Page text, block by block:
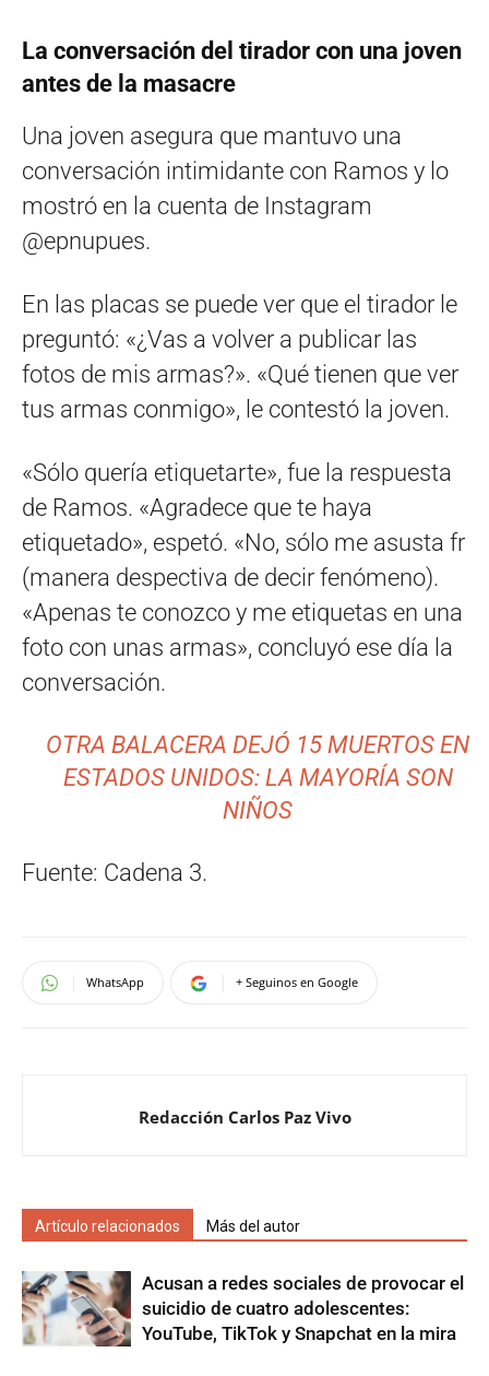
La conversación del tirador con una joven
antes de la masacre
Una joven asegura que mantuvo una
conversación intimidante con Ramos y lo
mostró en la cuenta de Instagram
@epnupues.
En las placas se puede ver que el tirador le
preguntó: «¿Vas a volver a publicar las
fotos de mis armas?». «Qué tienen que ver
tus armas conmigo», le contestó la joven.
«Sólo quería etiquetarte», fue la respuesta
de Ramos. «Agradece que te haya
etiquetado», espetó. «No, sólo me asusta fr
(manera despectiva de decir fenómeno).
«Apenas te conozco y me etiquetas en una
foto con unas armas», concluyó ese día la
conversación.
OTRA BALACERA DEJÓ 15 MUERTOS EN
ESTADOS UNIDOS: LA MAYORÍA SON
NIÑOS
Fuente: Cadena 3.
WhatsApp + Seguinos en Google
Redacción Carlos Paz Vivo
Artículo relacionados Más del autor
Acusan a redes sociales de provocar el
suicidio de cuatro adolescentes:
YouTube, TikTok y Snapchat en la mira